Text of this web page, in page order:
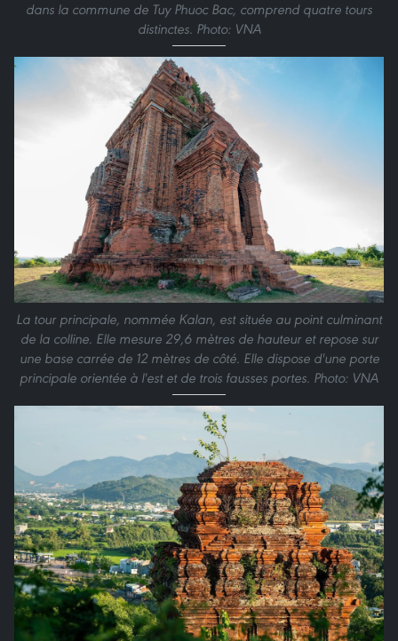
dans la commune de Tuy Phuoc Bac, comprend quatre tours
distinctes. Photo: VNA
La tour principale, nommée Kalan, est située au point culminant
de la colline. Elle mesure 29,6 mètres de hauteur et repose sur
une base carrée de 12 mètres de côté. Elle dispose d'une porte
principale orientée à l'est et de trois fausses portes. Photo: VNA